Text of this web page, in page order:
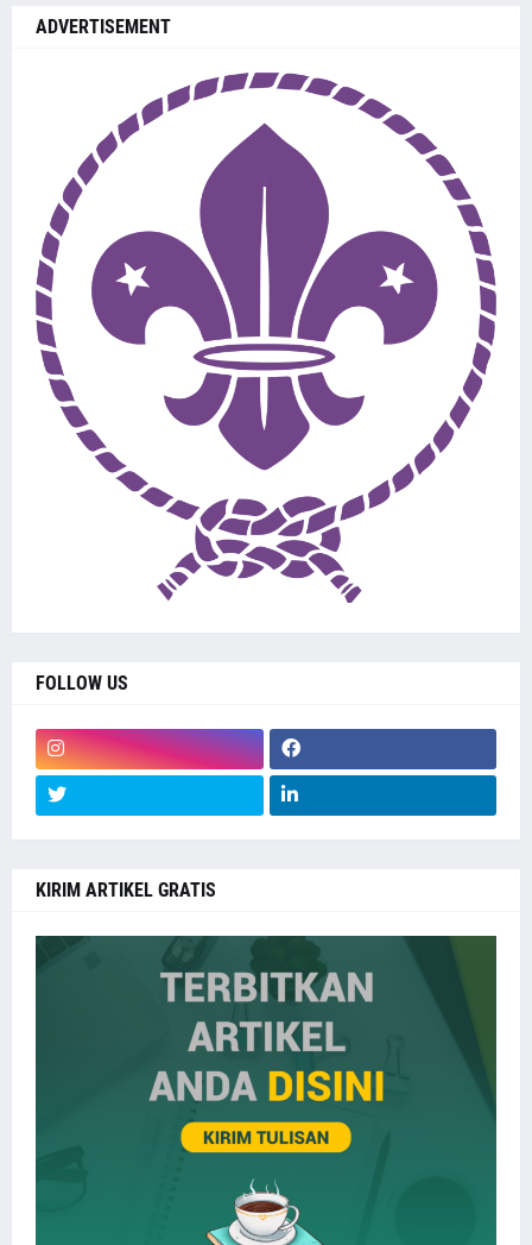
ADVERTISEMENT
FOLLOW US
KIRIM ARTIKEL GRATIS